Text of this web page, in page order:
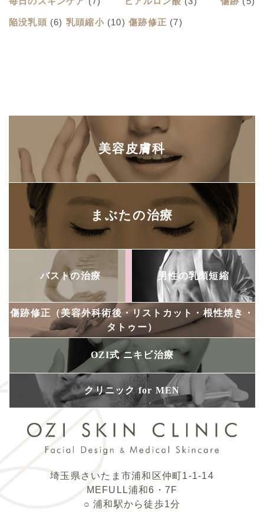
陥没乳頭 (6) 乳頭縮小(10) 傷跡修正 (7)
美容皮膚科
まぶたの治療
バストの治療 男性の乳頭短縮
傷跡修正 （美容外科術後・リストカット・ 根性焼き・
タトゥー）
OZI式ニキビ治療
クリニック for MEN
埼玉県さいたま市浦和区仲町1-1-14
MEFULL浦和6・7F
○ 浦和駅から徒歩1分